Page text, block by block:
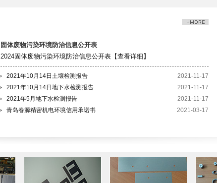
固体废物污染环境防治信息公开表
2024固体废物污染环境防治信息公开表【查看详细 】
2021-11-17
2021年10月14日土壤检测报告
2021-11-17
2021年10月14日地下水检测报告
2021-11-17
2021年5月地下水检测报告
2021-03-17
青岛春源精密机电环境信用承诺书